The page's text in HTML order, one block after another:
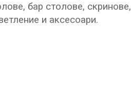
бар столове, скринове,
и аксесоари.